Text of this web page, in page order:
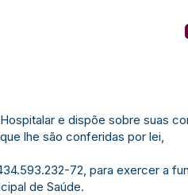
e dispõe sobre suas
lhe são conferidas por lei,
72, para exercer a
de Saúde.